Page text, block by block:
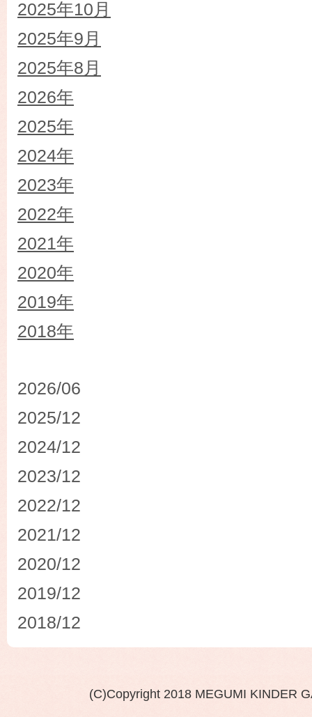
2025年10月
2025年9月
2025年8月
2026年
2025年
2024年
2023年
2022年
2021年
2020年
2019年
2018年
2026/06
2025/12
2024/12
2023/12
2022/12
2021/12
2020/12
2019/12
2018/12
(C)Copyright 2018 MEGUMI KINDER